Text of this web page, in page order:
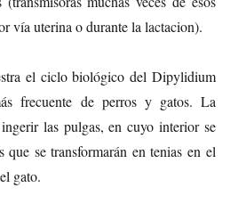
vía uterina o durante la lactacion).
el ciclo biológico del Dipylidium
frecuente de perros y gatos. La
las pulgas, en cuyo interior se
que se transformarán en tenias en el
gato.